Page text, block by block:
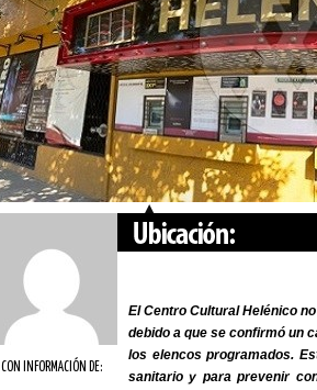
CON INFORMACIÓN DE:
El Centro Cultural Helénico
debido a que se confirmó un
los elencos programados.
sanitario y para prevenir